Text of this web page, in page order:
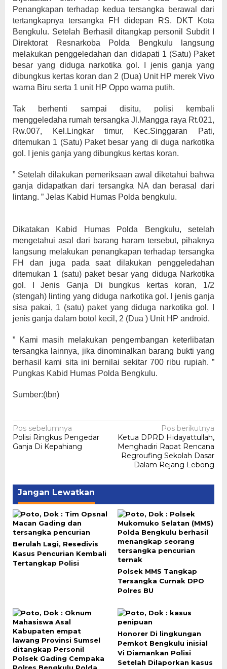
Penangkapan terhadap kedua tersangka berawal dari
tertangkapnya tersangka FH didepan RS. DKT Kota
Bengkulu. Setelah Berhasil ditangkap personil Subdit I
Direktorat Resnarkoba Polda Bengkulu langsung
melakukan penggeledahan dan didapati 1 (Satu) Paket
besar yang diduga narkotika gol. I jenis ganja yang
dibungkus kertas koran dan 2 (Dua) Unit HP merek Vivo
warna Biru serta 1 unit HP Oppo warna putih.
Tak berhenti sampai disitu, polisi kembali
menggeledaha rumah tersangka Jl.Mangga raya Rt.021,
Rw.007, Kel.Lingkar timur, Kec.Singgaran Pati,
ditemukan 1 (Satu) Paket besar yang di duga narkotika
gol. I jenis ganja yang dibungkus kertas koran.
” Setelah dilakukan pemeriksaan awal diketahui bahwa
ganja didapatkan dari tersangka NA dan berasal dari
lintang. ” Jelas Kabid Humas Polda bengkulu.
Dikatakan Kabid Humas Polda Bengkulu, setelah
mengetahui asal dari barang haram tersebut, pihaknya
langsung melakukan penangkapan terhadap tersangka
FH dan juga pada saat dilakukan penggeledahan
ditemukan 1 (satu) paket besar yang diduga Narkotika
gol. I Jenis Ganja Di bungkus kertas koran, 1/2
(stengah) linting yang diduga narkotika gol. I jenis ganja
sisa pakai, 1 (satu) paket yang diduga narkotika gol. I
jenis ganja dalam botol kecil, 2 (Dua ) Unit HP android.
” Kami masih melakukan pengembangan keterlibatan
tersangka lainnya, jika dinominalkan barang bukti yang
berhasil kami sita ini bernilai sekitar 700 ribu rupiah. ”
Pungkas Kabid Humas Polda Bengkulu.
Sumber:(tbn)
Navigasi
pos
Pos sebelumnya
Polisi Ringkus Pengedar
Ganja Di Kepahiang
Pos berikutnya
Ketua DPRD Hidayattullah,
Menghadiri Rapat Rencana
Regroufing Sekolah Dasar
Dalam Rejang Lebong
Jangan Lewatkan
Berulah Lagi, Resedivis
Kasus Pencurian Kembali
Tertangkap Polisi
Polsek MMS Tangkap
Tersangka Curnak DPO
Polres BU
Honorer Di lingkungan
Pemkot Bengkulu inisial
Vi Diamankan Polisi
Setelah Dilaporkan kasus